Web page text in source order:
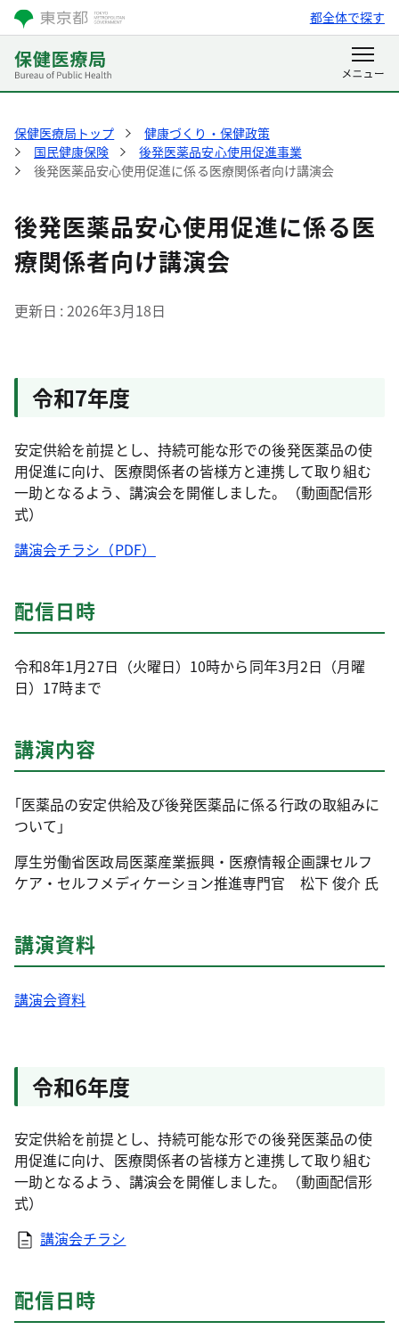
都全体で探す
保健医療局トップ
健康づくり・保健政策
国民健康保険
後発医薬品安心使用促進事業
後発医薬品安心使用促進に係る医療関係者向け講演会
後発医薬品安心使用促進に係る医
療関係者向け講演会
更新日 2026年3月18日
令和7年度
安定供給を前提とし、持続可能な形での後発医薬品の使
用促進に向け、医療関係者の皆様方と連携して取り組む
一助となるよう、講演会を開催しました。（動画配信形
式）
講演会チラシ（PDF）
配信日時
令和8年1月27日（火曜日）10時から同年3月2日（月曜
日）17時まで
講演内容
｢医薬品の安定供給及び後発医薬品に係る行政の取組みに
ついて｣
厚生労働省医政局医薬産業振興・医療情報企画課セルフ
ケア・セルフメディケーション推進専門官 松下 俊介 氏
講演資料
講演会資料
令和6年度
安定供給を前提とし、持続可能な形での後発医薬品の使
用促進に向け、医療関係者の皆様方と連携して取り組む
一助となるよう、講演会を開催しました。（動画配信形
式）
講演会チラシ
配信日時